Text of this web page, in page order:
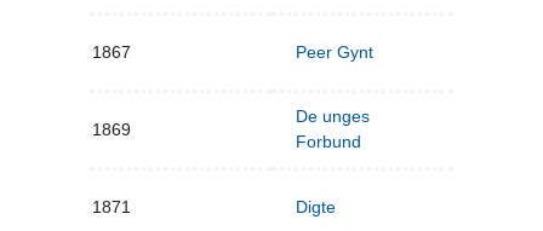
1867 Peer Gynt
1869
De unges
Forbund
1871 Digte